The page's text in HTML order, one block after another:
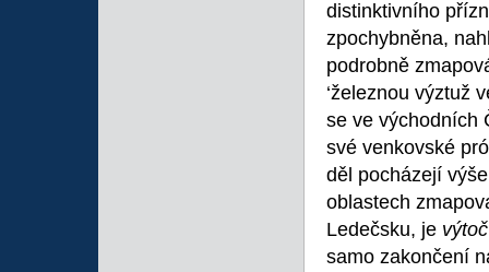
distinktivního
zpochybněna,
podrobně
‘železnou výztuž
se ve východních
své venkovské
děl pocházejí
oblastech
Ledečsku, je
samo zakončení